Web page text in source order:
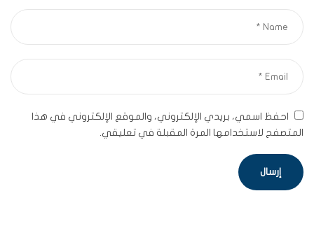
احفظ اسمي، بريدي الإلكتروني، والموقع الإلكتروني في هذا
المتصفح لاستخدامها المرة المقبلة في تعليقي.